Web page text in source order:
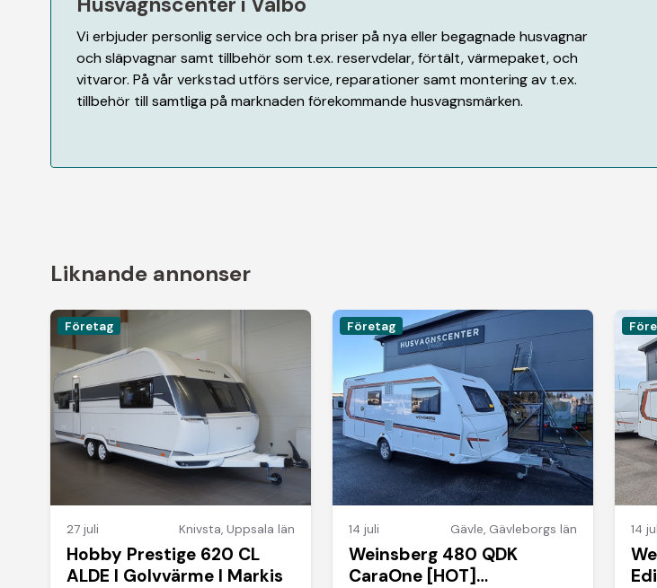
Vi erbjuder personlig service och bra priser på nya eller begagnade husvagnar
och släpvagnar samt tillbehör som t.ex. reservdelar, förtält, värmepaket, och
vitvaror. På vår verkstad utförs service, reparationer samt montering av t.ex.
tillbehör till samtliga på marknaden förekommande husvagnsmärken.
Liknande annonser
Företag
27 juli Knivsta, Uppsala län
Hobby Prestige 620 CL
ALDE I Golvvärme I Markis
Företag
14 juli Gävle, Gävleborgs län
Weinsberg 480 QDK
CaraOne [HOT]
14